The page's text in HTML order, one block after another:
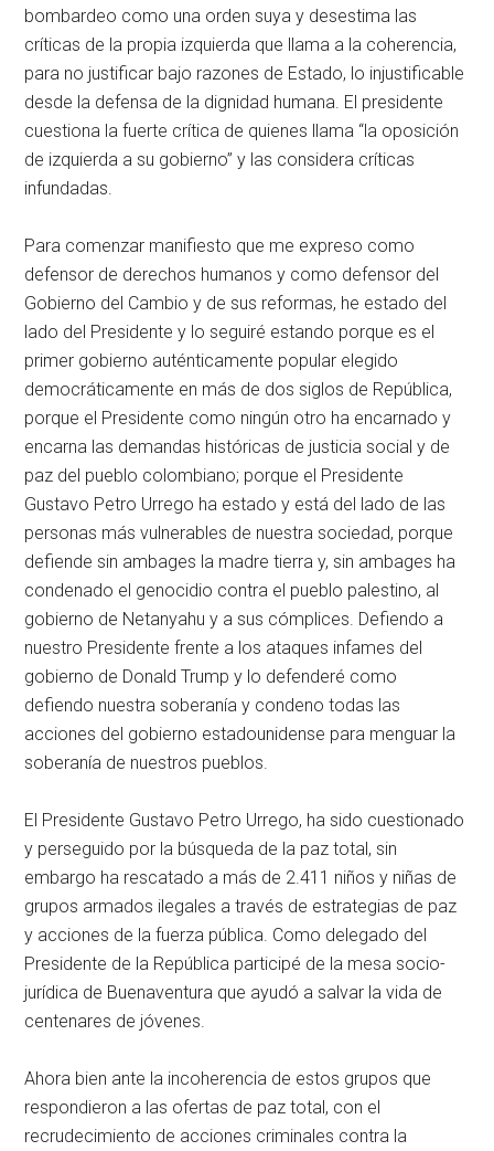
bombardeo como una orden suya y desestima las
críticas de la propia izquierda que llama a la coherencia,
para no justificar bajo razones de Estado, lo injustificable
desde la defensa de la dignidad humana. El presidente
cuestiona la fuerte crítica de quienes llama “la oposición
de izquierda a su gobierno” y las considera críticas
infundadas.
Para comenzar manifiesto que me expreso como
defensor de derechos humanos y como defensor del
Gobierno del Cambio y de sus reformas, he estado del
lado del Presidente y lo seguiré estando porque es el
primer gobierno auténticamente popular elegido
democráticamente en más de dos siglos de República,
porque el Presidente como ningún otro ha encarnado y
encarna las demandas históricas de justicia social y de
paz del pueblo colombiano; porque el Presidente
Gustavo Petro Urrego ha estado y está del lado de las
personas más vulnerables de nuestra sociedad, porque
defiende sin ambages la madre tierra y, sin ambages ha
condenado el genocidio contra el pueblo palestino, al
gobierno de Netanyahu y a sus cómplices. Defiendo a
nuestro Presidente frente a los ataques infames del
gobierno de Donald Trump y lo defenderé como
defiendo nuestra soberanía y condeno todas las
acciones del gobierno estadounidense para menguar la
soberanía de nuestros pueblos.
El Presidente Gustavo Petro Urrego, ha sido cuestionado
y perseguido por la búsqueda de la paz total, sin
embargo ha rescatado a más de 2.411 niños y niñas de
grupos armados ilegales a través de estrategias de paz
y acciones de la fuerza pública. Como delegado del
Presidente de la República participé de la mesa socio-
jurídica de Buenaventura que ayudó a salvar la vida de
centenares de jóvenes.
Ahora bien ante la incoherencia de estos grupos que
respondieron a las ofertas de paz total, con el
recrudecimiento de acciones criminales contra la